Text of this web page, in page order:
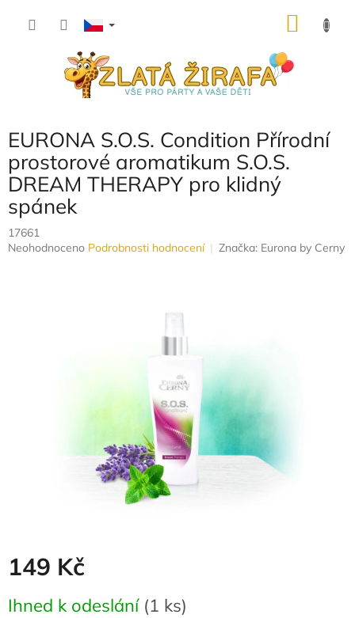
EURONA S.O.S. Condition Přírodní
prostorové aromatikum S.O.S.
DREAM THERAPY pro klidný
spánek
17661
Průměrné
Neohodnoceno Podrobnosti hodnocení Značka: Eurona by Cerny
149 Kč
cena:
Ihned k odeslání (1 ks)